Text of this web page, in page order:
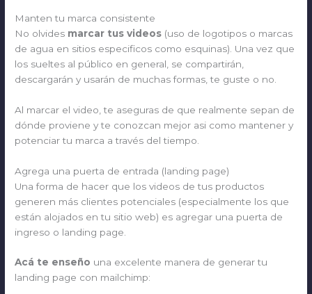
Manten tu marca consistente
No olvides marcar tus videos (uso de logotipos o marcas
de agua en sitios especificos como esquinas). Una vez que
los sueltes al público en general, se compartirán,
descargarán y usarán de muchas formas, te guste o no.
Al marcar el video, te aseguras de que realmente sepan de
dónde proviene y te conozcan mejor asi como mantener y
potenciar tu marca a través del tiempo.
Agrega una puerta de entrada (landing page)
Una forma de hacer que los videos de tus productos
generen más clientes potenciales (especialmente los que
están alojados en tu sitio web) es agregar una puerta de
ingreso o landing page.
Acá te enseño una excelente manera de generar tu
landing page con mailchimp: